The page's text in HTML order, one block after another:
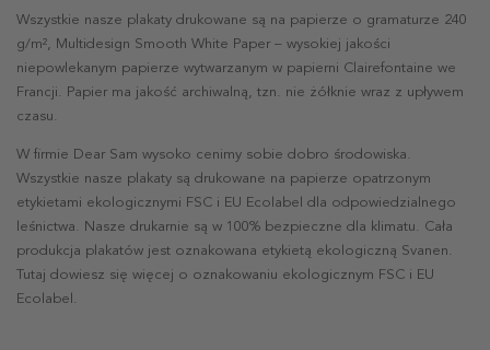
Wszystkie nasze plakaty drukowane są na papierze o gramaturze 240
g/m², Multidesign Smooth White Paper – wysokiej jakości
niepowlekanym papierze wytwarzanym w papierni Clairefontaine we
Francji. Papier ma jakość archiwalną, tzn. nie żółknie wraz z upływem
czasu.
W firmie Dear Sam wysoko cenimy sobie dobro środowiska.
Wszystkie nasze plakaty są drukowane na papierze opatrzonym
etykietami ekologicznymi FSC i EU Ecolabel dla odpowiedzialnego
leśnictwa. Nasze drukarnie są w 100% bezpieczne dla klimatu. Cała
produkcja plakatów jest oznakowana etykietą ekologiczną Svanen.
Tutaj dowiesz się więcej o oznakowaniu ekologicznym FSC i EU
Ecolabel.